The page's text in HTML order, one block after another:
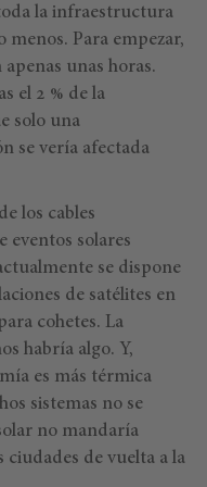
la infraestructura
Para empezar,
unas horas.
el 2 % de la
solo una
se vería afectada
los cables
eventos solares
se dispone
de satélites en
cohetes. La
habría algo. Y,
es más térmica
sistemas no se
no mandaría
ciudades de vuelta a la